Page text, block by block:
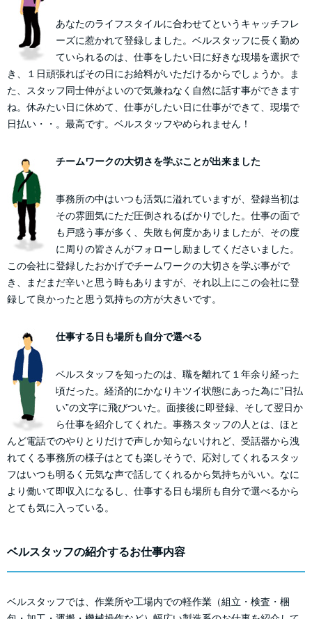
あなたのライフスタイルに合わせてというキャッチフレ
ーズに惹かれて登録しました。ベルスタッフに長く勤め
ていられるのは、仕事をしたい日に好きな現場を選択で
き、１日頑張ればその日にお給料がいただけるからでしょうか。ま
た、スタッフ同士仲がよいので気兼ねなく自然に話す事ができます
ね。休みたい日に休めて、仕事がしたい日に仕事ができて、現場で
日払い・・。最高です。ベルスタッフやめられません！
チームワークの大切さを学ぶことが出来ました
事務所の中はいつも活気に溢れていますが、登録当初は
その雰囲気にただ圧倒されるばかりでした。仕事の面で
も戸惑う事が多く、失敗も何度かありましたが、その度
に周りの皆さんがフォローし励ましてくださいました。
この会社に登録したおかげでチームワークの大切さを学ぶ事がで
き、まだまだ辛いと思う時もありますが、それ以上にこの会社に登
録して良かったと思う気持ちの方が大きいです。
仕事する日も場所も自分で選べる
ベルスタッフを知ったのは、職を離れて１年余り経った
頃だった。経済的にかなりキツイ状態にあった為に”日払
い”の文字に飛びついた。面接後に即登録、そして翌日か
ら仕事を紹介してくれた。事務スタッフの人とは、ほと
んど電話でのやりとりだけで声しか知らないけれど、受話器から洩
れてくる事務所の様子はとても楽しそうで、応対してくれるスタッ
フはいつも明るく元気な声で話してくれるから気持ちがいい。なに
より働いて即収入になるし、仕事する日も場所も自分で選べるから
とても気に入っている。
ベルスタッフの紹介するお仕事内容
ベルスタッフでは、作業所や工場内での軽作業（組立・検査・梱